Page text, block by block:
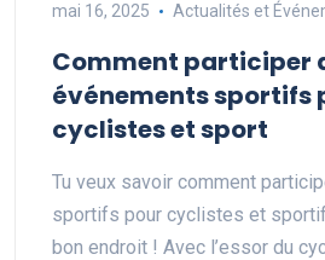
mai 16, 2025 Actualités et
Comment participer
événements sportifs
cyclistes et sport
Tu veux savoir comment
sportifs pour cyclistes et
bon endroit ! Avec l’essor du